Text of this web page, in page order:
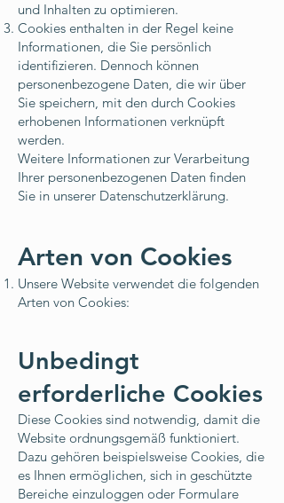
und Inhalten zu optimieren.
Cookies enthalten in der Regel keine
Informationen, die Sie persönlich
identifizieren. Dennoch können
personenbezogene Daten, die wir über
Sie speichern, mit den durch Cookies
erhobenen Informationen verknüpft
werden.
Weitere Informationen zur Verarbeitung
Ihrer personenbezogenen Daten finden
Sie in unserer Datenschutzerklärung.
Arten von Cookies
Unsere Website verwendet die folgenden
Arten von Cookies:
Unbedingt
erforderliche Cookies
Diese Cookies sind notwendig, damit die
Website ordnungsgemäß funktioniert.
Dazu gehören beispielsweise Cookies, die
es Ihnen ermöglichen, sich in geschützte
Bereiche einzuloggen oder Formulare